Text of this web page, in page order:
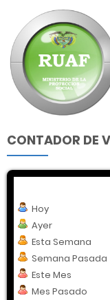
CONTADOR DE
Hoy
Ayer
Esta Semana
Semana Pasada
Este Mes
Mes Pasado